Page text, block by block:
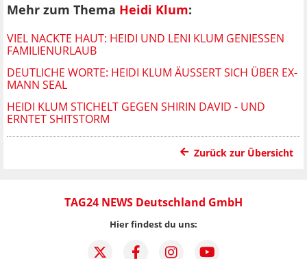
Mehr zum Thema Heidi Klum:
VIEL NACKTE HAUT: HEIDI UND LENI KLUM GENIESSEN F
AMILIENURLAUB
DEUTLICHE WORTE: HEIDI KLUM ÄUSSERT SICH ÜBER EX-M
ANN SEAL
HEIDI KLUM STICHELT GEGEN SHIRIN DAVID - UND
ERNTET SHITSTORM
Zurück zur Übersicht
TAG24 NEWS Deutschland GmbH
Hier findest du uns: